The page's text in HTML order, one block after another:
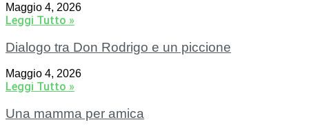
Maggio 4, 2026
Leggi Tutto »
Dialogo tra Don Rodrigo e un piccione
Maggio 4, 2026
Leggi Tutto »
Una mamma per amica